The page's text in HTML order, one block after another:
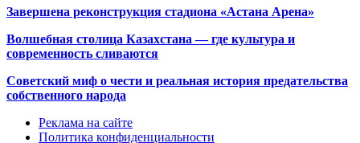
Завершена реконструкция стадиона «Астана Арена»
Волшебная столица Казахстана — где культура и
современность сливаются
Советский миф о чести и реальная история предательства
собственного народа
Реклама на сайте
Политика конфиденциальности